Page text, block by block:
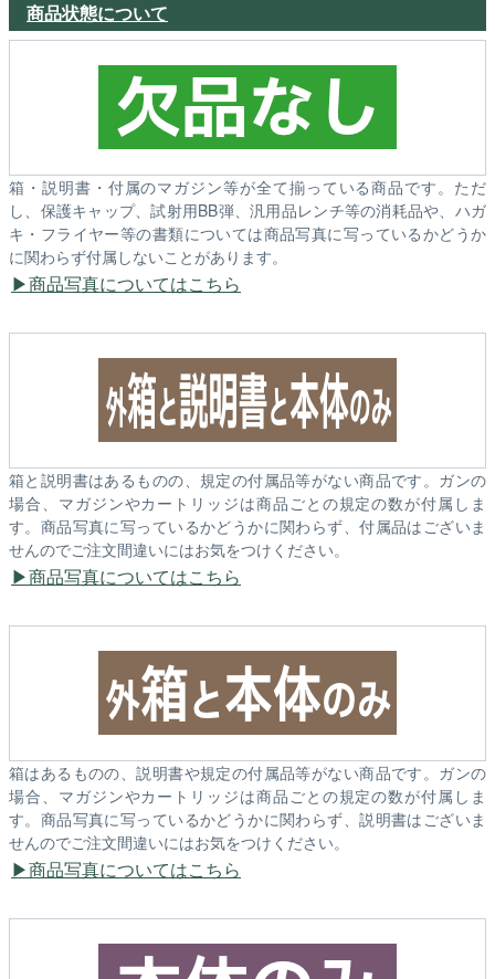
商品状態について
箱・説明書・付属のマガジン等が全て揃っている商品です。ただ
し、保護キャップ、試射用BB弾、汎用品レンチ等の消耗品や、ハガ
キ・フライヤー等の書類については商品写真に写っているかどうか
に関わらず付属しないことがあります。
商品写真についてはこちら
箱と説明書はあるものの、規定の付属品等がない商品です。ガンの
場合、マガジンやカートリッジは商品ごとの規定の数が付属しま
す。商品写真に写っているかどうかに関わらず、付属品はございま
せんのでご注文間違いにはお気をつけください。
商品写真についてはこちら
箱はあるものの、説明書や規定の付属品等がない商品です。ガンの
場合、マガジンやカートリッジは商品ごとの規定の数が付属しま
す。商品写真に写っているかどうかに関わらず、説明書はございま
せんのでご注文間違いにはお気をつけください。
商品写真についてはこちら